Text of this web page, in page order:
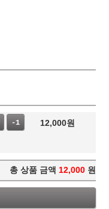
-1 12,000원
총 상품 금액 12,000 원